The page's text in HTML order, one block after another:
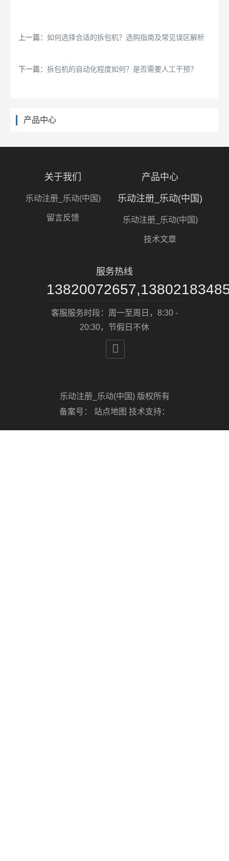
上一篇：如何选择合适的拆包机？选购指南及常见误区解析
下一篇：拆包机的自动化程度如何？是否需要人工干预？
产品中心
关于我们
乐动注册_乐动(中国)
留言反馈
产品中心
乐动注册_乐动(中国)
乐动注册_乐动(中国)
技术文章
服务热线
客服服务时段：周一至周日，8:30 -
20:30，节假日不休

乐动注册_乐动(中国) 版权所有
备案号： 站点地图 技术支持：